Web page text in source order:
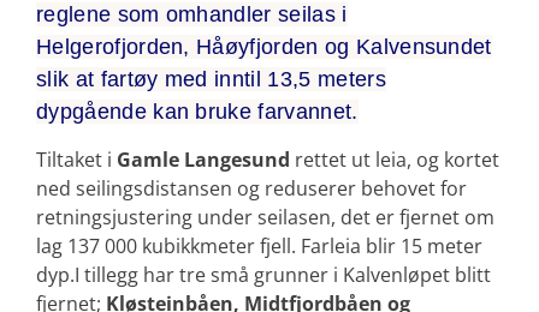
reglene som omhandler seilas i
Helgerofjorden, Håøyfjorden og Kalvensundet
slik at fartøy med inntil 13,5 meters
dypgående kan bruke farvannet.
Tiltaket i Gamle Langesund rettet ut leia, og kortet
ned seilingsdistansen og reduserer behovet for
retningsjustering under seilasen, det er fjernet om
lag 137 000 kubikkmeter fjell. Farleia blir 15 meter
dyp.I tillegg har tre små grunner i Kalvenløpet blitt
fjernet; Kløsteinbåen, Midtfjordbåen og